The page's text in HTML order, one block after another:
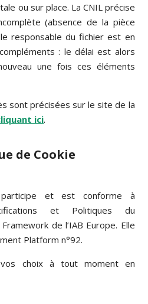
ou sur place. La CNIL précise
(absence de la pièce
responsable du fichier est en
: le délai est alors
une fois ces éléments
sont précisées sur le site de la
ici.
de Cookie
participe et est conforme à
et Politiques du
de l’IAB Europe. Elle
Platform n°92.
choix à tout moment en